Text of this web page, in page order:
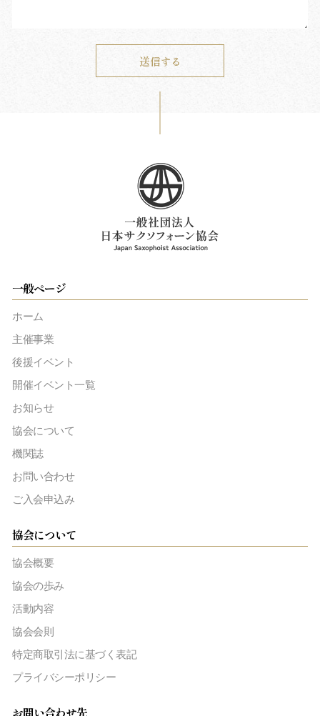
一般ページ
ホーム
主催事業
後援イベント
開催イベント一覧
お知らせ
協会について
機関誌
お問い合わせ
ご入会申込み
協会について
協会概要
協会の歩み
活動内容
協会会則
特定商取引法に基づく表記
プライバシーポリシー